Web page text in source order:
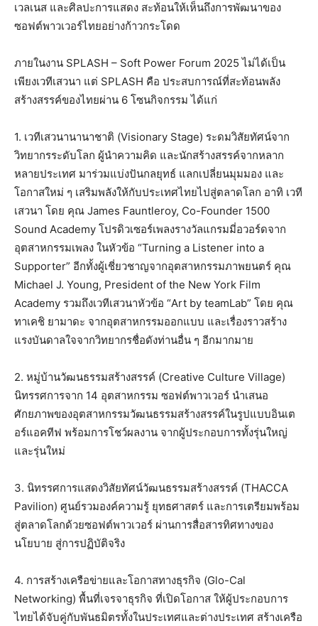
เวลเนส และศิลปะการแสดง สะท้อนให้เห็นถึงการพัฒนาของ
ซอฟต์พาวเวอร์ไทยอย่างก้าวกระโดด
ภายในงาน SPLASH – Soft Power Forum 2025 ไม่ได้เป็น
เพียงเวทีเสวนา แต่ SPLASH คือ ประสบการณ์ที่สะท้อนพลัง
สร้างสรรค์ของไทยผ่าน 6 โซนกิจกรรม ได้แก่
1. เวทีเสวนานานาชาติ (Visionary Stage) ระดมวิสัยทัศน์จาก
วิทยากรระดับโลก ผู้นำความคิด และนักสร้างสรรค์จากหลาก
หลายประเทศ มาร่วมแบ่งปันกลยุทธ์ แลกเปลี่ยนมุมมอง และ
โอกาสใหม่ ๆ เสริมพลังให้กับประเทศไทยไปสู่ตลาดโลก อาทิ เวที
เสวนา โดย คุณ James Fauntleroy, Co-Founder 1500
Sound Academy โปรดิวเซอร์เพลงรางวัลแกรมมี่อวอร์ดจาก
อุตสาหกรรมเพลง ในหัวข้อ “Turning a Listener into a
Supporter” อีกทั้งผู้เชี่ยวชาญจากอุตสาหกรรมภาพยนตร์ คุณ
Michael J. Young, President of the New York Film
Academy รวมถึงเวทีเสวนาหัวข้อ “Art by teamLab” โดย คุณ
ทาเคชิ ยามาดะ จากอุตสาหกรรมออกแบบ และเรื่องราวสร้าง
แรงบันดาลใจจากวิทยากรชื่อดังท่านอื่น ๆ อีกมากมาย
2. หมู่บ้านวัฒนธรรมสร้างสรรค์ (Creative Culture Village)
นิทรรศการจาก 14 อุตสาหกรรม ซอฟต์พาวเวอร์ นำเสนอ
ศักยภาพของอุตสาหกรรมวัฒนธรรมสร้างสรรค์ในรูปแบบอินเต
อร์แอคทีฟ พร้อมการโชว์ผลงาน จากผู้ประกอบการทั้งรุ่นใหญ่
และรุ่นใหม่
3. นิทรรศการแสดงวิสัยทัศน์วัฒนธรรมสร้างสรรค์ (THACCA
Pavilion) ศูนย์รวมองค์ความรู้ ยุทธศาสตร์ และการเตรียมพร้อม
สู่ตลาดโลกด้วยซอฟต์พาวเวอร์ ผ่านการสื่อสารทิศทางของ
นโยบาย สู่การปฏิบัติจริง
4. การสร้างเครือข่ายและโอกาสทางธุรกิจ (Glo-Cal
Networking) พื้นที่เจรจาธุรกิจ ที่เปิดโอกาส ให้ผู้ประกอบการ
ไทยได้จับคู่กับพันธมิตรทั้งในประเทศและต่างประเทศ สร้างเครือ